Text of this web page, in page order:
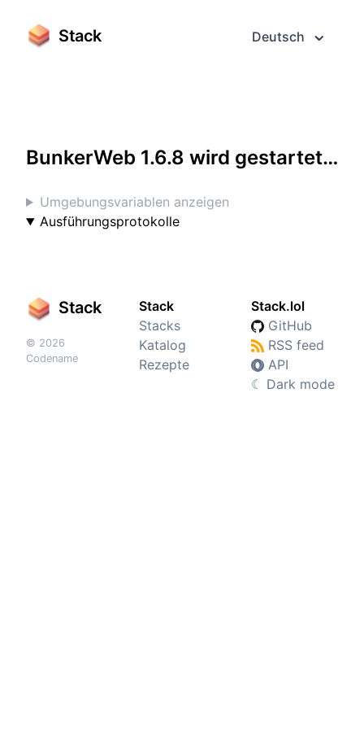
Stack Deutsch
BunkerWeb 1.6.8 wird gestartet…
Umgebungsvariablen anzeigen
Ausführungsprotokolle
Stack
© 2026
Codename
Stack
Stacks
Katalog
Rezepte
Stack.lol
GitHub
RSS feed
API
☾ Dark mode